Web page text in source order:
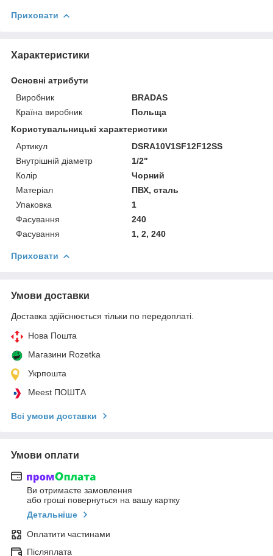
Приховати
Характеристики
Основні атрибути
Виробник
BRADAS
Країна виробник
Польща
Користувальницькі характеристики
Артикул
DSRA10V1SF12F12SS
Внутрішній діаметр
1/2"
Колір
Чорний
Матеріал
ПВХ, сталь
Упаковка
1
Фасування
240
Фасування
1, 2, 240
Приховати
Умови доставки
Доставка здійснюється тільки по передоплаті.
Нова Пошта
Магазини Rozetka
Укрпошта
Meest ПОШТА
Всі умови доставки
Умови оплати
Ви отримаєте замовлення
або гроші повернуться на вашу картку
Детальніше
Оплатити частинами
Післяплата